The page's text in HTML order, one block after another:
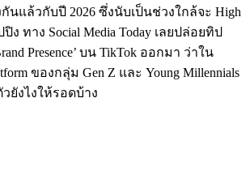
นแล้วกับปี 2026 ซึ่งนับเป็นช่วงใกล้จะ High
ง ทาง Social Media Today เลยปล่อยทิป
Presence’ บน TikTok ออกมา ว่าใน
ของกลุ่ม Gen Z และ Young Millennials
ยังไงให้รอดบ้าง